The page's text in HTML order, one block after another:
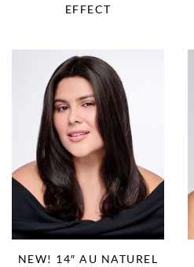
EFFECT
NEW! 14″ AU NATUREL